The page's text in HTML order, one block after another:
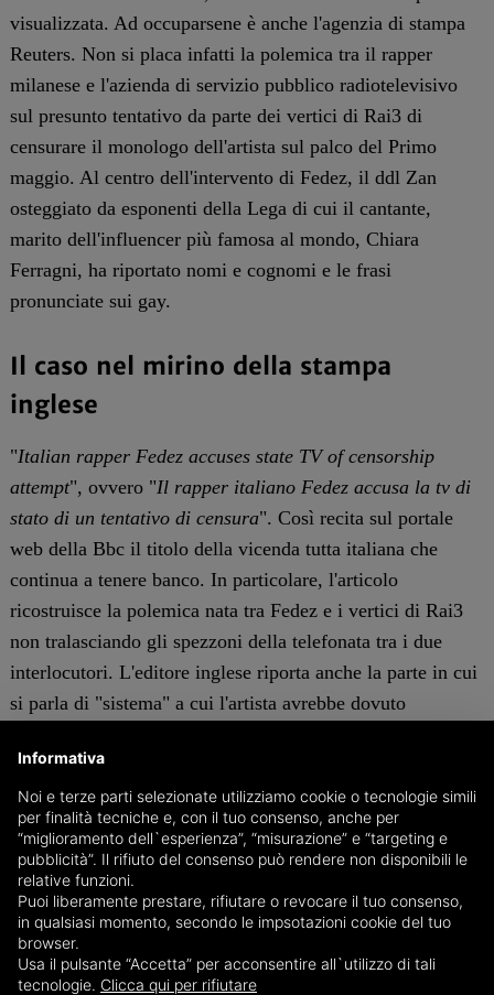
visualizzata. Ad occuparsene è anche l'agenzia di stampa
Reuters. Non si placa infatti la polemica tra il rapper
milanese e l'azienda di servizio pubblico radiotelevisivo
sul presunto tentativo da parte dei vertici di Rai3 di
censurare il monologo dell'artista sul palco del Primo
maggio. Al centro dell'intervento di Fedez, il ddl Zan
osteggiato da esponenti della Lega di cui il cantante,
marito dell'influencer più famosa al mondo, Chiara
Ferragni, ha riportato nomi e cognomi e le frasi
pronunciate sui gay.
Il caso nel mirino della stampa
inglese
"Italian rapper Fedez accuses state TV of censorship
attempt", ovvero "Il rapper italiano Fedez accusa la tv di
stato di un tentativo di censura". Così recita sul portale
web della Bbc il titolo della vicenda tutta italiana che
continua a tenere banco. In particolare, l'articolo
ricostruisce la polemica nata tra Fedez e i vertici di Rai3
non tralasciando gli spezzoni della telefonata tra i due
interlocutori. L'editore inglese riporta anche la parte in cui
si parla di "sistema" a cui l'artista avrebbe dovuto
Matteo Salvini, che in seguito al monologo sul palco del
Primo maggio, ha provveduto ad invitare Fedez a un
confronto su tali temi davanti a un caffè.
Orgogliosa la neo mamma Chiara Ferragni che dai suoi
profili social fa sapere: "Il nostro eroe ora è anche
internazionale
Ferragni aveva già espresso la sua stima nei confronti del
Informativa
Noi e terze parti selezionate utilizziamo cookie o tecnologie simili
per finalità tecniche e, con il tuo consenso, anche per
“miglioramento dell`esperienza”, “misurazione” e “targeting e
pubblicità”. Il rifiuto del consenso può rendere non disponibili le
relative funzioni.
Puoi liberamente prestare, rifiutare o revocare il tuo consenso,
in qualsiasi momento, secondo le impsotazioni cookie del tuo
browser.
Usa il pulsante “Accetta” per acconsentire all`utilizzo di tali
tecnologie. Clicca qui per rifiutare